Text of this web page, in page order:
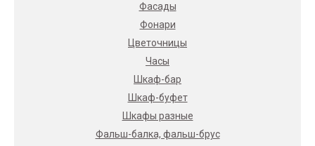
Фасады
Фонари
Цветочницы
Часы
Шкаф-бар
Шкаф-буфет
Шкафы разные
Фальш-балка, фальш-брус